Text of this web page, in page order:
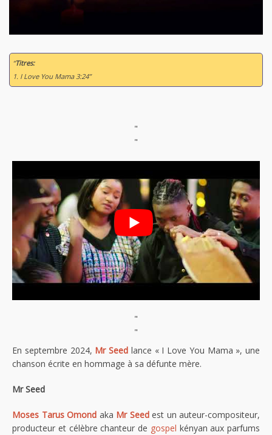
“Titres:
1. I Love You Mama 3:24”
"
"
"
"
En septembre 2024, Mr Seed lance « I Love You Mama », une
chanson écrite en hommage à sa défunte mère.
Mr Seed
Moses Tarus Omond aka Mr Seedest un auteur-compositeur,
producteur et célèbre chanteur de gospel kényan aux parfums